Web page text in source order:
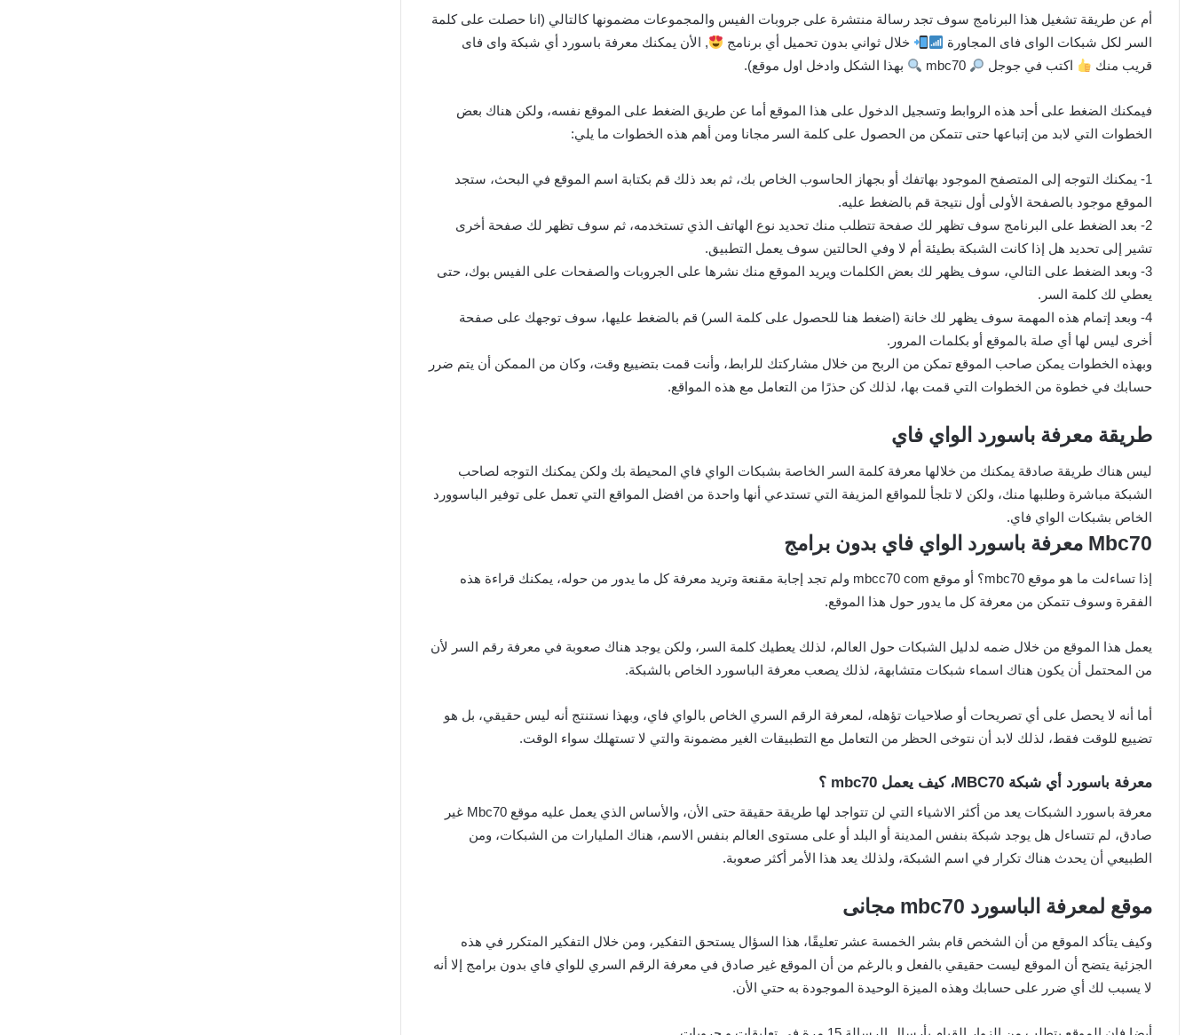
أم عن طريقة تشغيل هذا البرنامج سوف تجد رسالة منتشرة على جروبات الفيس والمجموعات مضمونها كالتالي (انا حصلت على كلمة
السر لكل شبكات الواى فاى المجاورة
خلال ثواني بدون تحميل أي برنامج
, الأن يمكنك معرفة باسورد أي شبكة واى فاى
قريب منك
اكتب في جوجل mbc70 بهذا الشكل وادخل اول موقع).
فيمكنك الضغط على أحد هذه الروابط وتسجيل الدخول على هذا الموقع أما عن طريق الضغط على الموقع نفسه، ولكن هناك بعض
الخطوات التي لابد من إتباعها حتى تتمكن من الحصول على كلمة السر مجانا ومن أهم هذه الخطوات ما يلي:
1- يمكنك التوجه إلى المتصفح الموجود بهاتفك أو بجهاز الحاسوب الخاص بك، ثم بعد ذلك قم بكتابة اسم الموقع في البحث، ستجد
الموقع موجود بالصفحة الأولى أول نتيجة قم بالضغط عليه.
2- بعد الضغط على البرنامج سوف تظهر لك صفحة تتطلب منك تحديد نوع الهاتف الذي تستخدمه، ثم سوف تظهر لك صفحة أخرى
تشير إلى تحديد هل إذا كانت الشبكة بطيئة أم لا وفي الحالتين سوف يعمل التطبيق.
3- وبعد الضغط على التالي، سوف يظهر لك بعض الكلمات ويريد الموقع منك نشرها على الجروبات والصفحات على الفيس بوك، حتى
يعطي لك كلمة السر.
4- وبعد إتمام هذه المهمة سوف يظهر لك خانة (اضغط هنا للحصول على كلمة السر) قم بالضغط عليها، سوف توجهك على صفحة
أخرى ليس لها أي صلة بالموقع أو بكلمات المرور.
وبهذه الخطوات يمكن صاحب الموقع تمكن من الربح من خلال مشاركتك للرابط، وأنت قمت بتضييع وقت، وكان من الممكن أن يتم ضرر
حسابك في خطوة من الخطوات التي قمت بها، لذلك كن حذرًا من التعامل مع هذه المواقع.
طريقة معرفة باسورد الواي فاي
ليس هناك طريقة صادقة يمكنك من خلالها معرفة كلمة السر الخاصة بشبكات الواي فاي المحيطة بك ولكن يمكنك التوجه لصاحب
الشبكة مباشرة وطلبها منك، ولكن لا تلجأ للمواقع المزيفة التي تستدعي أنها واحدة من افضل المواقع التي تعمل على توفير الباسوورد
الخاص بشبكات الواي فاي.
Mbc70 معرفة باسورد الواي فاي بدون برامج
إذا تساءلت ما هو موقع mbc70؟ أو موقع mbcc70 com ولم تجد إجابة مقنعة وتريد معرفة كل ما يدور من حوله، يمكنك قراءة هذه
الفقرة وسوف تتمكن من معرفة كل ما يدور حول هذا الموقع.
يعمل هذا الموقع من خلال ضمه لدليل الشبكات حول العالم، لذلك يعطيك كلمة السر، ولكن يوجد هناك صعوبة في معرفة رقم السر لأن
من المحتمل أن يكون هناك اسماء شبكات متشابهة، لذلك يصعب معرفة الباسورد الخاص بالشبكة.
أما أنه لا يحصل على أي تصريحات أو صلاحيات تؤهله، لمعرفة الرقم السري الخاص بالواي فاي، وبهذا نستنتج أنه ليس حقيقي، بل هو
تضييع للوقت فقط، لذلك لابد أن نتوخى الحظر من التعامل مع التطبيقات الغير مضمونة والتي لا تستهلك سواء الوقت.
معرفة باسورد أي شبكة MBC70، كيف يعمل mbc70 ؟
معرفة باسورد الشبكات يعد من أكثر الاشياء التي لن تتواجد لها طريقة حقيقة حتى الأن، والأساس الذي يعمل عليه موقع Mbc70 غير
صادق، لم تتساءل هل يوجد شبكة بنفس المدينة أو البلد أو على مستوى العالم بنفس الاسم، هناك المليارات من الشبكات، ومن
الطبيعي أن يحدث هناك تكرار في اسم الشبكة، ولذلك يعد هذا الأمر أكثر صعوبة.
موقع لمعرفة الباسورد mbc70 مجانى
وكيف يتأكد الموقع من أن الشخص قام بشر الخمسة عشر تعليقًا، هذا السؤال يستحق التفكير، ومن خلال التفكير المتكرر في هذه
الجزئية يتضح أن الموقع ليست حقيقي بالفعل و بالرغم من أن الموقع غير صادق في معرفة الرقم السري للواي فاي بدون برامج إلا أنه
لا يسبب لك أي ضرر على حسابك وهذه الميزة الوحيدة الموجودة به حتي الأن.